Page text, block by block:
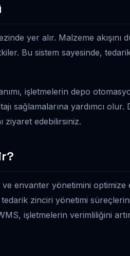
yer alır. Malzeme akışını
Bu sistem sayesinde,
işletmelerin depo
sağlamalarına yardımcı olur.
ziyaret edebilirsiniz.
envanter yönetimini optimize
zinciri yönetimi
işletmelerin verimliliğini